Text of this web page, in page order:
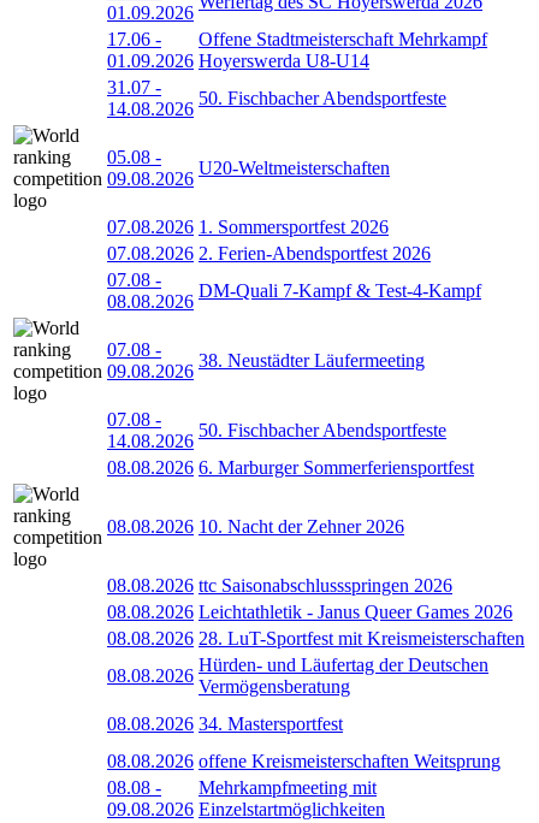
01.09.2026
17.06 -
01.09.2026
Offene Stadtmeisterschaft Mehrkampf
Hoyerswerda U8-U14
31.07 -
14.08.2026
50. Fischbacher Abendsportfeste
05.08 -
09.08.2026
U20-Weltmeisterschaften
07.08.2026 1. Sommersportfest 2026
07.08.2026 2. Ferien-Abendsportfest 2026
07.08 -
08.08.2026
DM-Quali 7-Kampf & Test-4-Kampf
07.08 -
09.08.2026
38. Neustädter Läufermeeting
07.08 -
14.08.2026
50. Fischbacher Abendsportfeste
08.08.2026 6. Marburger Sommerferiensportfest
08.08.2026 10. Nacht der Zehner 2026
08.08.2026 ttc Saisonabschlussspringen 2026
08.08.2026 Leichtathletik - Janus Queer Games 2026
08.08.2026 28. LuT-Sportfest mit Kreismeisterschaften
08.08.2026
Hürden- und Läufertag der Deutschen
Vermögensberatung
08.08.2026 34. Mastersportfest
08.08.2026 offene Kreismeisterschaften Weitsprung
08.08 -
09.08.2026
Mehrkampfmeeting mit
Einzelstartmöglichkeiten